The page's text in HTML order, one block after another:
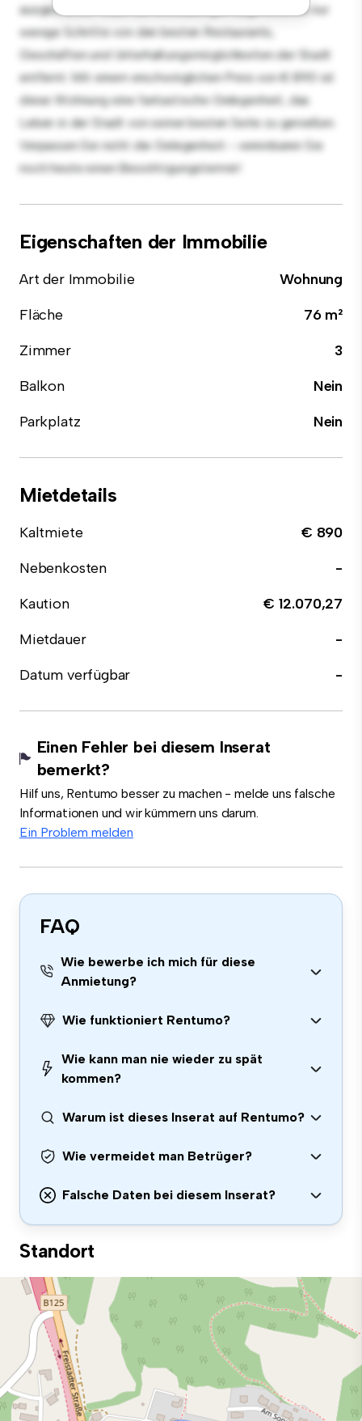
ausgestattet. Dank der erstklassigen Lage sind Sie nur
wenige Schritte von den besten Restaurants,
Geschäften und Unterhaltungsmöglichkeiten der Stadt
entfernt. Mit einem erschwinglichen Preis von € 890 ist
diese Wohnung eine fantastische Gelegenheit, das
Leben in der Stadt von seiner besten Seite zu genießen.
Verpassen Sie nicht die Gelegenheit - vereinbaren Sie
noch heute einen Besichtigungstermin!
Eigenschaften der Immobilie
Art der Immobilie
Wohnung
Fläche
76 m²
Zimmer
3
Balkon
Nein
Parkplatz
Nein
Mietdetails
Kaltmiete
€ 890
Nebenkosten
-
Kaution
€ 12.070,27
Mietdauer
-
Datum verfügbar
-
Einen Fehler bei diesem Inserat
bemerkt?
Hilf uns, Rentumo besser zu machen - melde uns falsche
Informationen und wir kümmern uns darum.
Ein Problem melden
FAQ
Wie bewerbe ich mich für diese
Anmietung?
Wie funktioniert Rentumo?
Wie kann man nie wieder zu spät
kommen?
Warum ist dieses Inserat auf Rentumo?
Wie vermeidet man Betrüger?
Falsche Daten bei diesem Inserat?
Standort